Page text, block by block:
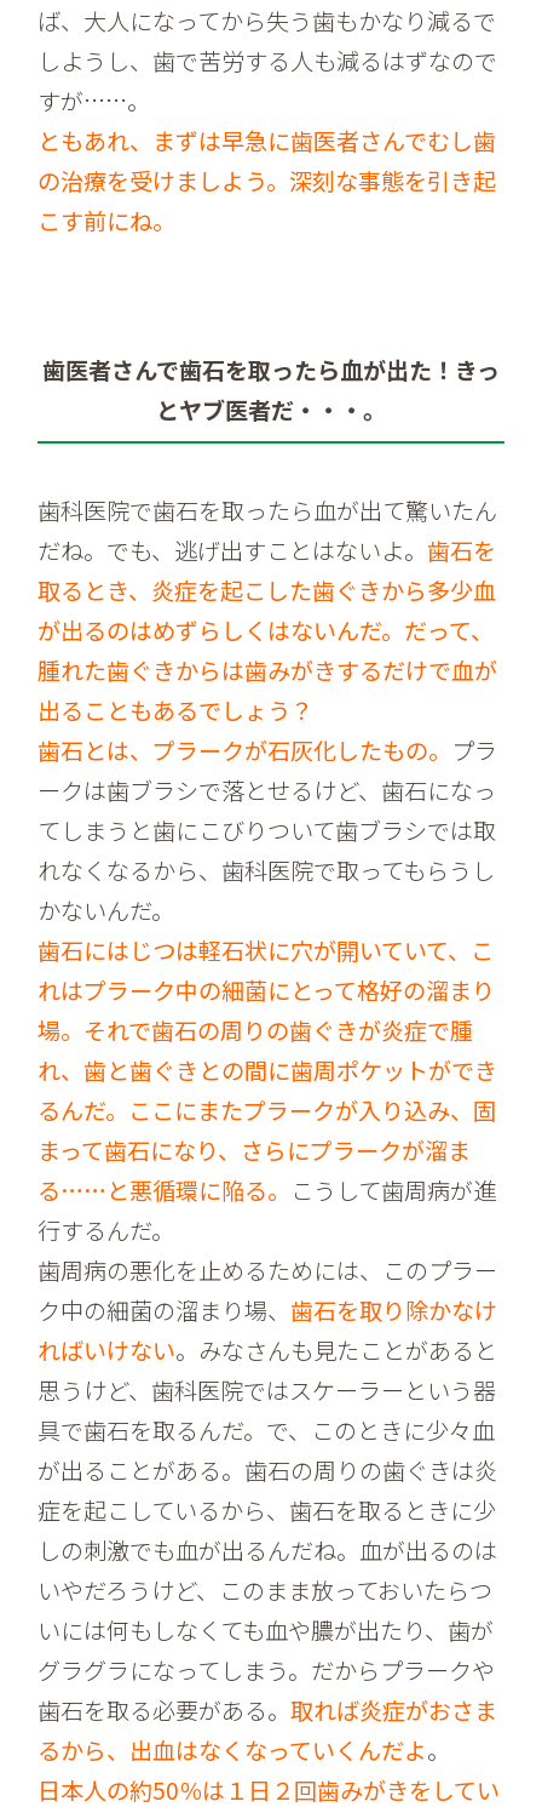
ば、大人になってから失う歯もかなり減るで
しようし、歯で苦労する人も減るはずなので
すが……。
ともあれ、まずは早急に歯医者さんでむし歯
の治療を受けましよう。深刻な事態を引き起
こす前にね。
歯医者さんで歯石を取ったら血が出た！きっ
とヤブ医者だ・・・。
歯科医院で歯石を取ったら血が出て驚いたん
だね。でも、逃げ出すことはないよ。 歯石を
取るとき、炎症を起こした歯ぐきから多少血
が出るのはめずらしくはないんだ。だって、
腫れた歯ぐきからは歯みがきするだけで血が
出ることもあるでしょう？
歯石とは、プラークが石灰化したもの。 プラ
ークは歯ブラシで落とせるけど、歯石になっ
てしまうと歯にこびりついて歯ブラシでは取
れなくなるから、歯科医院で取ってもらうし
かないんだ。
歯石にはじつは軽石状に穴が開いていて、こ
れはプラーク中の細菌にとって格好の溜まり
場。それで歯石の周りの歯ぐきが炎症で腫
れ、歯と歯ぐきとの間に歯周ポケットができ
るんだ。ここにまたプラークが入り込み、固
まって歯石になり、さらにプラークが溜ま
る……と悪循環に陥る。 こうして歯周病が進
行するんだ。
歯周病の悪化を止めるためには、このプラー
ク中の細菌の溜まり場、 歯石を取り除かなけ
ればいけない。みなさんも見たことがあると
思うけど、歯科医院ではスケーラーという器
具で歯石を取るんだ。で、このときに少々血
が出ることがある。歯石の周りの歯ぐきは炎
症を起こしているから、歯石を取るときに少
しの刺激でも血が出るんだね。血が出るのは
いやだろうけど、このまま放っておいたらつ
いには何もしなくても血や膿が出たり、歯が
グラグラになってしまう。だからプラークや
歯石を取る必要がある。取れば炎症がおさま
るから、出血はなくなっていくんだよ。
日本人の約50％は１日２回歯みがきをしてい